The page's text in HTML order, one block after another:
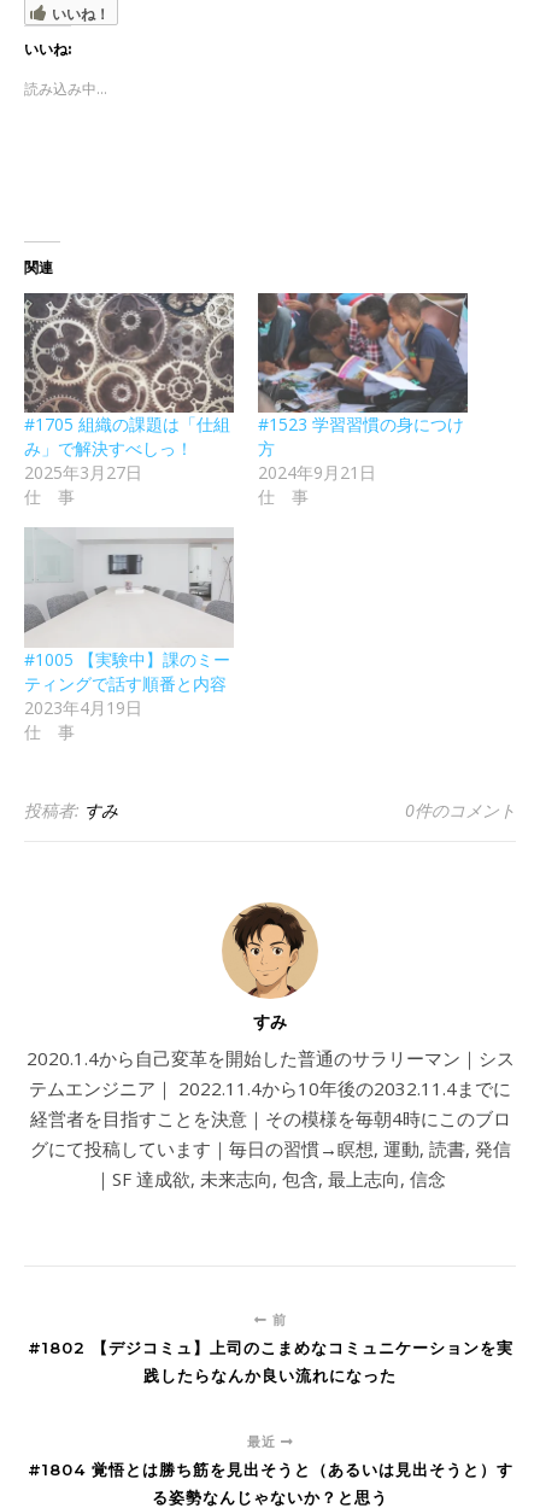
いいね！
いいね:
読み込み中...
関連
#1705 組織の課題は「仕組
み」で解決すべしっ！
2025年3月27日
仕 事
#1523 学習習慣の身につけ
方
2024年9月21日
仕 事
#1005 【実験中】課のミー
ティングで話す順番と内容
2023年4月19日
仕 事
投稿者: すみ 0件のコメント
すみ
2020.1.4から自己変革を開始した普通のサラリーマン｜シス
テムエンジニア｜ 2022.11.4から10年後の2032.11.4までに
経営者を目指すことを決意｜その模様を毎朝4時にこのブロ
グにて投稿しています｜毎日の習慣→瞑想, 運動, 読書, 発信
｜SF 達成欲, 未来志向, 包含, 最上志向, 信念
前
#1802 【デジコミュ】上司のこまめなコミュニケーションを実
践したらなんか良い流れになった
最近
#1804 覚悟とは勝ち筋を見出そうと（あるいは見出そうと）す
る姿勢なんじゃないか？と思う